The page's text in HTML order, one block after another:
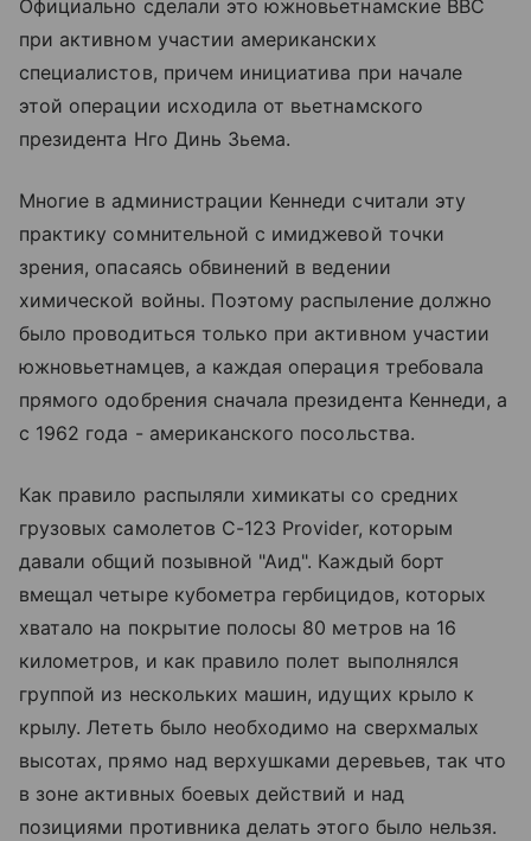
Официально сделали это южновьетнамские ВВС
при активном участии американских
специалистов, причем инициатива при начале
этой операции исходила от вьетнамского
президента Нго Динь Зьема.
Многие в администрации Кеннеди считали эту
практику сомнительной с имиджевой точки
зрения, опасаясь обвинений в ведении
химической войны. Поэтому распыление должно
было проводиться только при активном участии
южновьетнамцев, а каждая операция требовала
прямого одобрения сначала президента Кеннеди, а
с 1962 года - американского посольства.
Как правило распыляли химикаты со средних
грузовых самолетов C-123 Provider, которым
давали общий позывной "Аид". Каждый борт
вмещал четыре кубометра гербицидов, которых
хватало на покрытие полосы 80 метров на 16
километров, и как правило полет выполнялся
группой из нескольких машин, идущих крыло к
крылу. Лететь было необходимо на сверхмалых
высотах, прямо над верхушками деревьев, так что
в зоне активных боевых действий и над
позициями противника делать этого было нельзя.